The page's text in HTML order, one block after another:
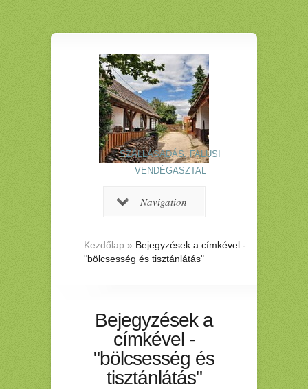
SZÁLLÁSADÁS, FALUSI
VENDÉGASZTAL
Navigation
Kezdőlap » Bejegyzések a címkével -
"bölcsesség és tisztánlátás"
Bejegyzések a
címkével -
"bölcsesség és
tisztánlátás"